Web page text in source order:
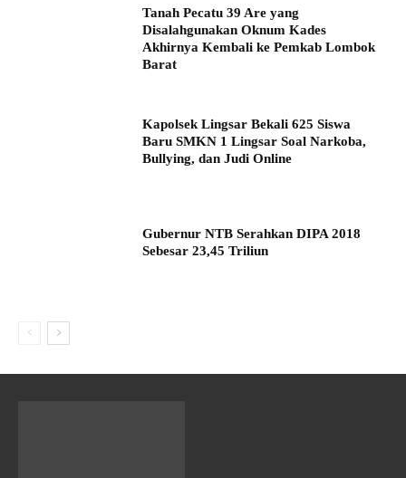
Tanah Pecatu 39 Are yang
Disalahgunakan Oknum Kades
Akhirnya Kembali ke Pemkab Lombok
Barat
Kapolsek Lingsar Bekali 625 Siswa
Baru SMKN 1 Lingsar Soal Narkoba,
Bullying, dan Judi Online
Gubernur NTB Serahkan DIPA 2018
Sebesar 23,45 Triliun